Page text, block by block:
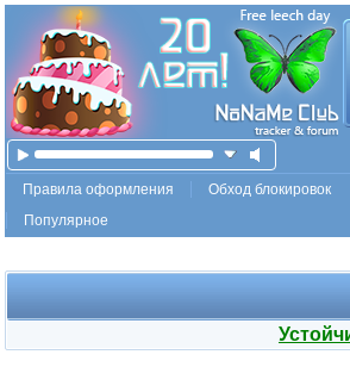
Правила оформления
Обход блокировок
Популярное